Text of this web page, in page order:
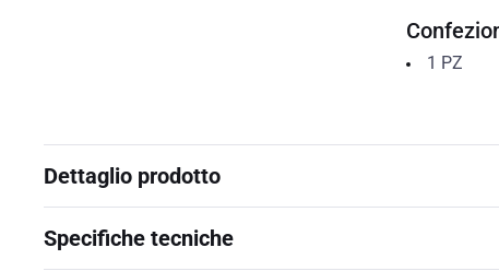
1 PZ
Dettaglio prodotto
Specifiche tecniche